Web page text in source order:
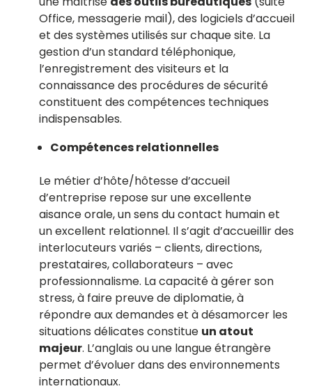
Office, messagerie mail), des logiciels d’accueil
et des systèmes utilisés sur chaque site. La
gestion d’un standard téléphonique,
l’enregistrement des visiteurs et la
connaissance des procédures de sécurité
constituent des compétences techniques
indispensables.
Compétences relationnelles
Le métier d’hôte/hôtesse d’accueil
d’entreprise repose sur une excellente
aisance orale, un sens du contact humain et
un excellent relationnel. Il s’agit d’accueillir des
interlocuteurs variés – clients, directions,
prestataires, collaborateurs – avec
professionnalisme. La capacité à gérer son
stress, à faire preuve de diplomatie, à
répondre aux demandes et à désamorcer les
situations délicates constitue un atout
majeur. L’anglais ou une langue étrangère
permet d’évoluer dans des environnements
internationaux.